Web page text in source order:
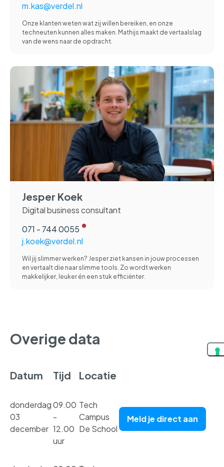
m.kas@verdel.nl
Onze klanten weten wat zij willen bereiken, en onze
techneuten kunnen alles maken. Mathijs maakt de vertaalslag
van de wens naar de opdracht.
Jesper Koek
Digital business consultant
071 - 744 0055
j.koek@verdel.nl
Wil jij slimmer werken? Jesper ziet kansen in jouw processen
en vertaalt die naar slimme tools. Zo wordt werken
makkelijker, leuker én een stuk efficiënter.
Overige data
Datum Tijd Locatie
donderdag
03
december
09.00
-
12.00
uur
Tech
Campus
De School
Meld je direct aan